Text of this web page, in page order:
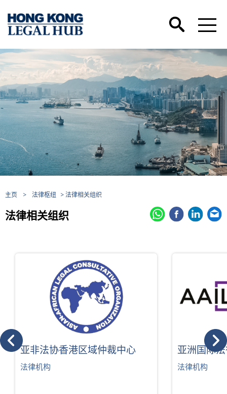
主页 > 法律枢纽 > 法律相关组织
法律相关组织
亚非法协香港区域仲裁中心
法律机构
亚洲国际
法律机构